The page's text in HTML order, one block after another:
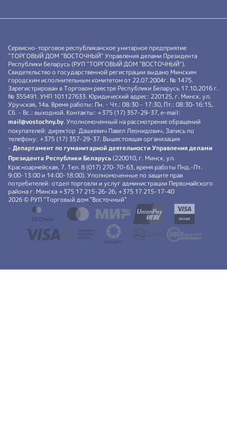
Сервисно-торговое республиканское унитарное предприятие
"ТОРГОВЫЙ ДОМ "ВОСТОЧНЫЙ" Управления делами Президента
Республики Беларусь (РУП "ТОРГОВЫЙ ДОМ "ВОСТОЧНЫЙ").
Свидетельство о государственной регистрации выдано Минским
городским исполнительным комитетом от 22.07.2004г. № 1475.
Зарегистрирован в Торговом реестре Республики Беларусь 17.10.2016 г.
№ 355491. УНП 101127633. Юридический адрес: 220125, г. Минск, ул.
Уручская, 14а. Время работы: Пн. - Чт.: 08:30 - 17:30, Пт.: 08:30-16:15,
Сб. - Вс.: выходной. Контакты: +375 (17) 357-29-37, e-mail:
mail@vostochny.by. Уполномоченный на рассмотрение обращений
покупателей: директор Дашкевич Павел Леонидович, Запись по
телефону: +375 (17) 357-29-37. Вышестоящая организация
-Департамент по гуманитарной деятельности Управления делами
Президента Республики Беларусь(220010, г. Минск, ул.
Красноармейская, 7. Тел. 8 (017) 270-70-63, время работы Пнд.-Пт.
9:00-13:00 и 14:00-18:00). Уполномоченные по защите прав
потребителей: отдел торговли и услуг администрации Первомайского
района г. Минска +375 17 215-26-26, +375 17 215-17-40
2026 © РУП “Торговый дом ”Восточный”